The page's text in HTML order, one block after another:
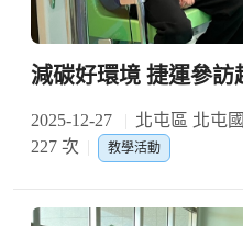
減碳好環境 捷運參訪
2025-12-27 北屯區 北屯
227 次
教學活動